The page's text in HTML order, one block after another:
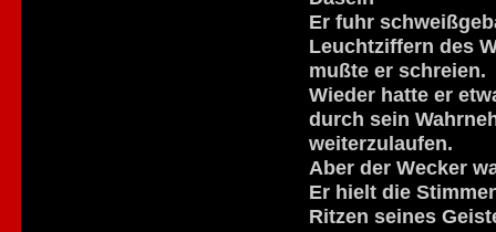
Er fuhr
Leuchtziffern des
mußte er schreien.
Wieder hatte er
durch sein
weiterzulaufen.
Aber der Wecker
Er hielt die
Ritzen seines